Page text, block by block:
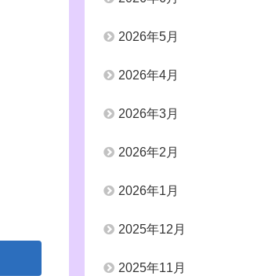
2026年5月
2026年4月
2026年3月
2026年2月
2026年1月
2025年12月
2025年11月